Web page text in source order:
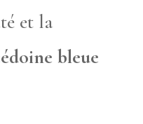
et la
bleue